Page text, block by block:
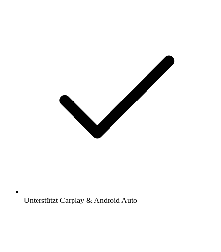
Unterstützt Carplay & Android Auto